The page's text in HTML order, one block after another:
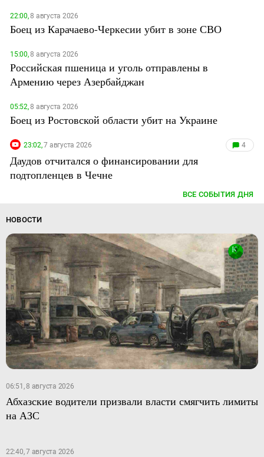
22:00,8 августа 2026
Боец из Карачаево-Черкесии убит в зоне СВО
15:00,8 августа 2026
Российская пшеница и уголь отправлены в
Армению через Азербайджан
05:52,8 августа 2026
Боец из Ростовской области убит на Украине
23:02,7 августа 2026 4
Даудов отчитался о финансировании для
подтопленцев в Чечне
ВСЕ СОБЫТИЯ ДНЯ
НОВОСТИ
06:51, 8 августа 2026
Абхазские водители призвали власти смягчить лимиты
на АЗС
22:40, 7 августа 2026